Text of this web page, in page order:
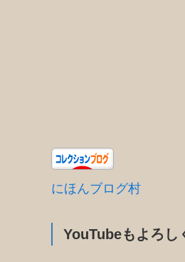
にほんブログ村
YouTubeもよろし